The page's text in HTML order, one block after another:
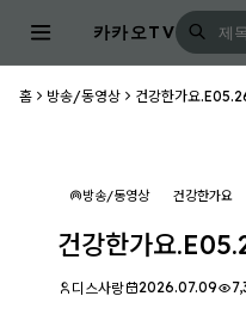
카카오TV
홈 방송/동영상 건강한가요
방송/동영상 건강한가요
건강한가요
디스사랑 2026.07.09